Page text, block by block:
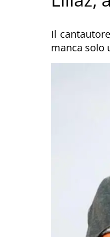
Il
manca solo